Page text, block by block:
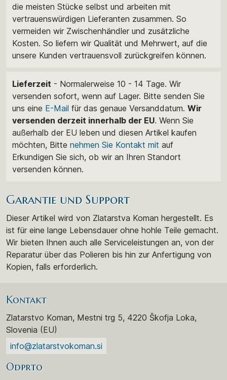
die meisten Stücke selbst und arbeiten mit
vertrauenswürdigen Lieferanten zusammen. So
vermeiden wir Zwischenhändler und zusätzliche
Kosten. So liefern wir Qualität und Mehrwert, auf die
unsere Kunden vertrauensvoll zurückgreifen können.
Lieferzeit - Normalerweise 10 - 14 Tage. Wir
versenden sofort, wenn auf Lager. Bitte senden Sie
uns eine E-Mail für das genaue Versanddatum. Wir
versenden derzeit innerhalb der EU. Wenn Sie
außerhalb der EU leben und diesen Artikel kaufen
möchten, Bitte nehmen Sie Kontakt mit auf
Erkundigen Sie sich, ob wir an Ihren Standort
versenden können.
Garantie und Support
Dieser Artikel wird von Zlatarstva Koman hergestellt. Es
ist für eine lange Lebensdauer ohne hohle Teile gemacht.
Wir bieten Ihnen auch alle Serviceleistungen an, von der
Reparatur über das Polieren bis hin zur Anfertigung von
Kopien, falls erforderlich.
Kontakt
Zlatarstvo Koman, Mestni trg 5, 4220 Škofja Loka,
Slovenia (EU)
info@zlatarstvokoman.si
Odprto